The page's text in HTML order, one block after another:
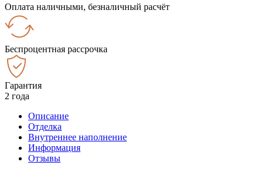
Оплата наличными, безналичный расчёт
Беспроцентная рассрочка
Гарантия
2 года
Описание
Отделка
Внутреннее наполнение
Информация
Отзывы